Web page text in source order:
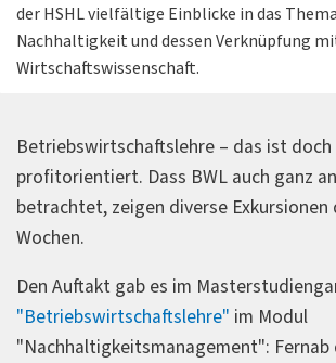
der HSHL vielfältige Einblicke in das Thema
Nachhaltigkeit und dessen Verknüpfung
Wirtschaftswissenschaft.
Betriebswirtschaftslehre – das ist doch
profitorientiert. Dass BWL auch ganz
betrachtet, zeigen diverse Exkursionen
Wochen.
Den Auftakt gab es im
"Betriebswirtschaftslehre" im Modul
"Nachhaltigkeitsmanagement": Fernab